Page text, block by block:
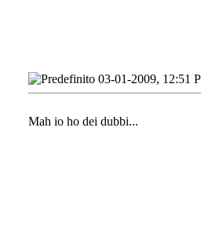
03-01-2009, 12:51
Mah io ho dei dubbi...